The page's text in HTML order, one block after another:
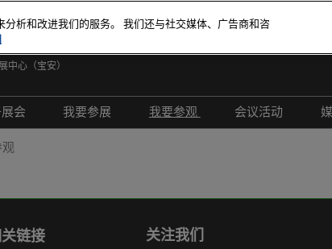
29日
中心（宝安）
会
展会介绍
常见问题解答
我要参展
观众范围
我要参观
TAP特邀贵宾买家
组团参观
会议活动
评选赛事
链接 关注我们
析和改进我们的服务。 我们还与社交媒体、广告商和咨